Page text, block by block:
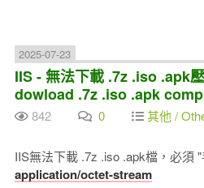
2025-07-23
IIS - 無法下載 .7z .iso .apk
dowload .7z .iso .apk
842 0 其他 /
IIS無法下載 .7z .iso .apk檔，必須
application/octet-stream